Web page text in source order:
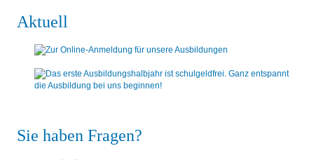
Aktuell
Sie haben Fragen?